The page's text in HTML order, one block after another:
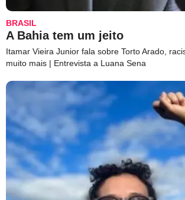
BRASIL
A Bahia tem um jeito
Itamar Vieira Junior fala sobre Torto Arado,
muito mais | Entrevista a Luana Sena